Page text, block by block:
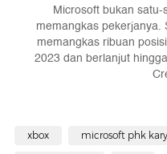
Microsoft bukan
memangkas
memangkas ribuan
2023 dan berlanjut
xbox microsoft phk